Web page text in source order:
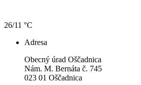
26/11 °C
Adresa
Obecný úrad Oščadnica
Nám. M. Bernáta č. 745
023 01 Oščadnica